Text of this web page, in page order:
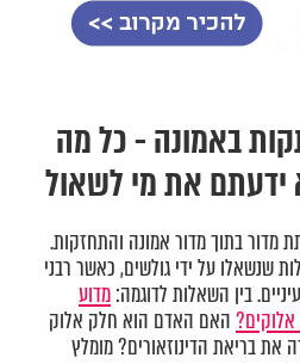
באמונה - כל מה
את מי לשאול
מדור בתוך מדור אמונה והתחזקות.
שנשאלו על ידי גולשים, כאשר רבני
בין השאלות לדוגמה:מדוע
אלוקים?האם האדם הוא חלק אלוק
בריאת הדינוזאורים? מומלץ